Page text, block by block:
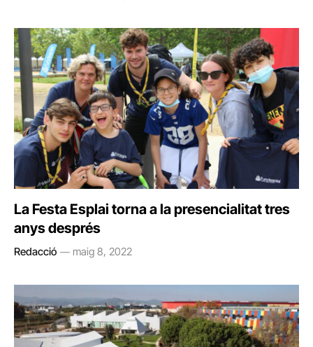
La Festa Esplai torna a la presencialitat tres
anys després
Redacció maig 8, 2022